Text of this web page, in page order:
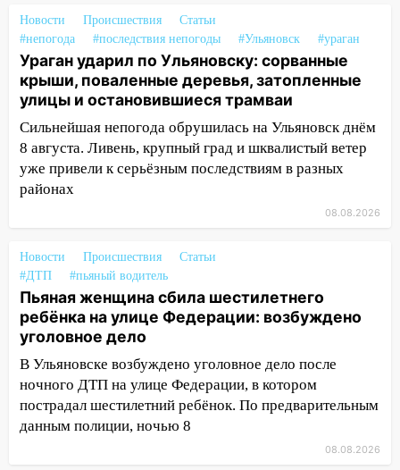
16:12
В Ульяновском госуниверситете
разработают отечественный прибор для
цифровой ПЦР
15:47 Ульяновцы могут вернуть деньги
за абонементы закрывшегося фитнес-
клуба «Рекорд-Fitness»
15:34 После вмешательства
прокуратуры в селах Ульяновской
области привели в порядок детские
15:27
Прокуратура проверяет
капремонт школы в селе Кивать
15:08 В Кузоватово после прокурорской
проверки обновили разметку на
пешеходных переходах
14:40 На проспекте Гая в Ульяновске
запретили остановку автомобилей на
50-метровом участке
В Новом городе 8 августа пройдет
Новости Происшествия
Статьи
#непогода
#последствия непогоды #Ульяновск #ураган
Ураган ударил по Ульяновску: сорванные
крыши, поваленные деревья, затопленные
улицы и остановившиеся трамваи
Сильнейшая непогода обрушилась на Ульяновск днём
8 августа. Ливень, крупный град и шквалистый ветер
уже привели к серьёзным последствиям в разных
районах
08.08.2026
Новости Происшествия
Статьи
#ДТП
#пьяный водитель
Пьяная женщина сбила шестилетнего
ребёнка на улице Федерации: возбуждено
уголовное дело
В Ульяновске возбуждено уголовное дело после
ночного ДТП на улице Федерации, в котором
пострадал шестилетний ребёнок. По предварительным
данным полиции, ночью 8
08.08.2026